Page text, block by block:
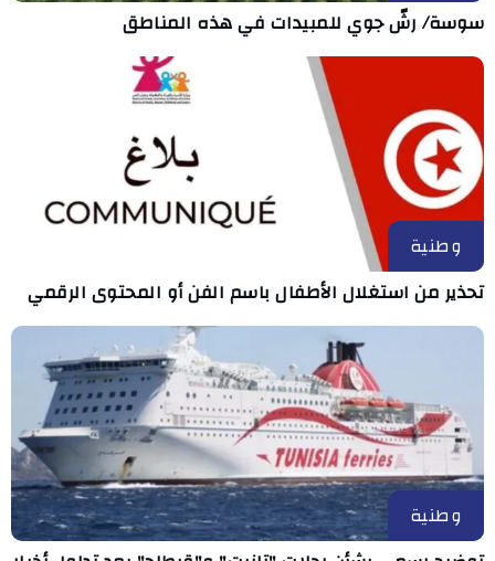
سوسة/ رشّ جوي للمبيدات في هذه المناطق
وطنية
تحذير من استغلال الأطفال باسم الفن أو المحتوى الرقمي
وطنية